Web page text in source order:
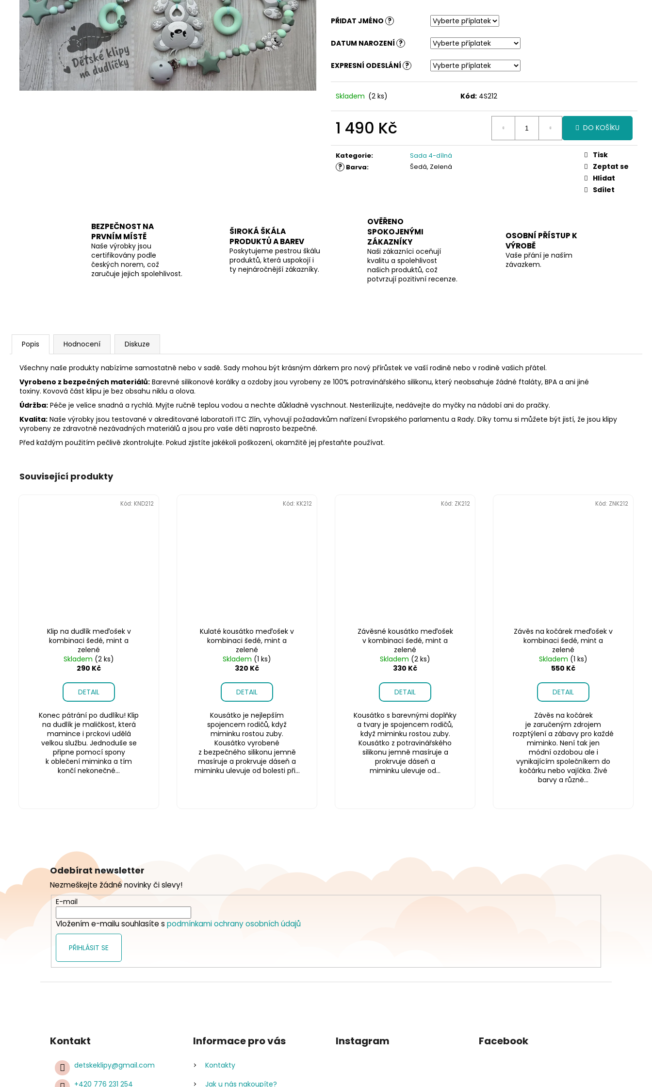
PŘIDAT JMÉNO ?
DATUM NAROZENÍ ?
EXPRESNÍ ODESLÁNÍ ?
Skladem (2 ks) Kód: 4S212
1 490 Kč
cena:
DO KOŠÍKU
Kategorie: Sada 4-dílná
? Barva: Šedá, Zelená
Tisk
Zeptat se
Hlídat
Sdílet
BEZPEČNOST NA
PRVNÍM MÍSTĚ
Naše výrobky jsou
certifikovány podle
českých norem, což
zaručuje jejich spolehlivost.
ŠIROKÁ ŠKÁLA
PRODUKTŮ A BAREV
Poskytujeme pestrou škálu
produktů, která uspokojí i
ty nejnáročnější zákazníky.
OVĚŘENO
SPOKOJENÝMI
ZÁKAZNÍKY
Naši zákazníci oceňují
kvalitu a spolehlivost
našich produktů, což
potvrzují pozitivní recenze.
OSOBNÍ PŘÍSTUP K
VÝROBĚ
Vaše přání je naším
závazkem.
Popis Hodnocení Diskuze
Všechny naše produkty nabízíme samostatně nebo v sadě. Sady mohou být krásným dárkem pro nový přírůstek ve vaší rodině nebo v rodině vašich přátel.
Vyrobeno z bezpečných materiálů: Barevné silikonové korálky a ozdoby jsou vyrobeny ze 100% potravinářského silikonu, který neobsahuje žádné ftaláty, BPA a ani jiné
toxiny. Kovová část klipu je bez obsahu niklu a olova.
Údržba: Péče je velice snadná a rychlá. Myjte ručně teplou vodou a nechte důkladně vyschnout. Nesterilizujte, nedávejte do myčky na nádobí ani do pračky.
Kvalita: Naše výrobky jsou testované v akreditované laboratoři ITC Zlín, vyhovují požadavkům nařízení Evropského parlamentu a Rady. Díky tomu si můžete být jistí, že jsou klipy
vyrobeny ze zdravotně nezávadných materiálů a jsou pro vaše děti naprosto bezpečné.
Před každým použitím pečlivě zkontrolujte. Pokud zjistíte jakékoli poškození, okamžitě jej přestaňte používat.
Související produkty
Klip na dudlík meďošek v
kombinaci šedé, mint a
zelené
Skladem (2 ks)
290 Kč
DETAIL
Konec pátrání po dudlíku! Klip
na dudlík je maličkost, která
mamince i prckovi udělá
velkou službu. Jednoduše se
připne pomocí spony
k oblečení miminka a tím
končí nekonečné...
Kód: KND212
Kulaté kousátko meďošek v
kombinaci šedé, mint a
zelené
Skladem (1 ks)
320 Kč
DETAIL
Kousátko je nejlepším
spojencem rodičů, když
miminku rostou zuby.
Kousátko vyrobené
z bezpečného silikonu jemně
masíruje a prokrvuje dáseň a
miminku ulevuje od bolesti při...
Kód: KK212
Závěsné kousátko meďošek
v kombinaci šedé, mint a
zelené
Skladem (2 ks)
330 Kč
DETAIL
Kousátko s barevnými doplňky
a tvary je spojencem rodičů,
když miminku rostou zuby.
Kousátko z potravinářského
silikonu jemně masíruje a
prokrvuje dáseň a
miminku ulevuje od...
Kód: ZK212
Závěs na kočárek meďošek v
kombinaci šedé, mint a
zelené
Skladem (1 ks)
550 Kč
DETAIL
Závěs na kočárek
je zaručeným zdrojem
rozptýlení a zábavy pro každé
miminko. Není tak jen
módní ozdobou ale i
vynikajícím společníkem do
kočárku nebo vajíčka. Živé
barvy a různé...
Kód: ZNK212
a
Odebírat newsletter
Nezmeškejte žádné novinky či slevy!
E-mail
Vložením e-mailu souhlasíte s podmínkami ochrany osobních údajů
PŘIHLÁSIT SE
Kontakt
detskeklipy@gmail.com
+420 776 231 254
Informace pro vás
Kontakty
Jak u nás nakoupíte?
Instagram Facebook